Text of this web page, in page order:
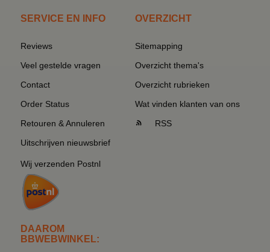
SERVICE EN INFO
Reviews
Veel gestelde vragen
Contact
Order Status
Retouren & Annuleren
Uitschrijven nieuwsbrief
Wij verzenden Postnl
DAAROM
BBWEBWINKEL:
OVERZICHT
Sitemapping
Overzicht thema's
Overzicht rubrieken
Wat vinden klanten van ons
RSS